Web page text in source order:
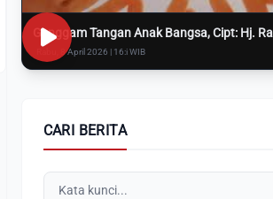
Genggam Tangan Anak Bangsa, Cipt: Hj.
Rabu, 8 April 2026 | 16:i WIB
CARI BERITA